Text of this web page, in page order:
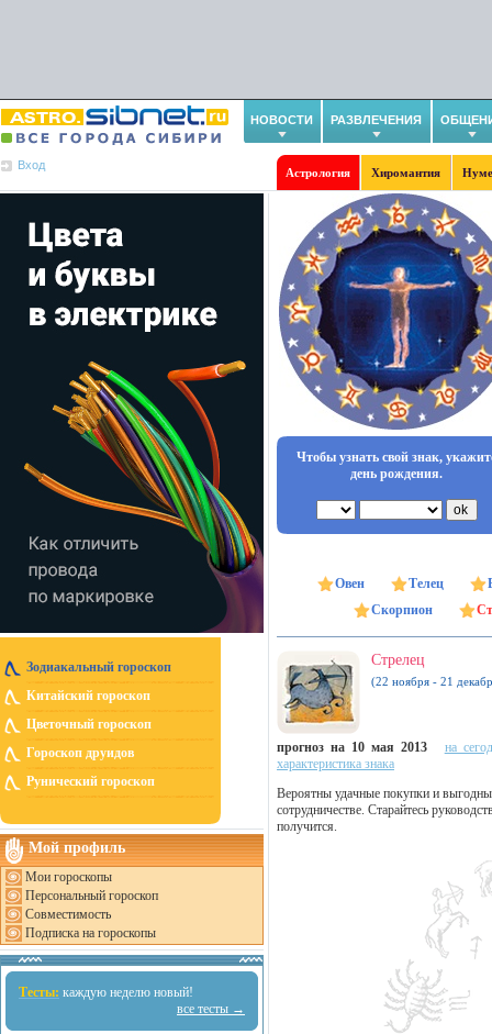
НОВОСТИ РАЗВЛЕЧЕНИЯ
Вход
Астрология Хиромантия
Зодиакальный гороскоп
Китайский гороскоп
Цветочный гороскоп
Гороскоп друидов
Рунический гороскоп
Мой профиль
Мои гороскопы
Персональный гороскоп
Совместимость
Подписка на гороскопы
Тесты: каждую неделю новый!
все тесты →
Чтобы узнать свой знак,
день рождения.
Овен Телец
Скорпион
Стрелец
(22 ноября - 21
прогноз на 10 мая 2013
на
характеристика знака
Вероятны удачные покупки и
сотрудничестве. Старайтесь
получится.